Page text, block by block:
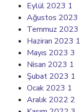
Eylül 2023 1
Ağustos 2023
Temmuz 2023
Haziran 2023 1
Mayıs 2023 3
Nisan 2023 1
Şubat 2023 1
Ocak 2023 1
Aralık 2022 2